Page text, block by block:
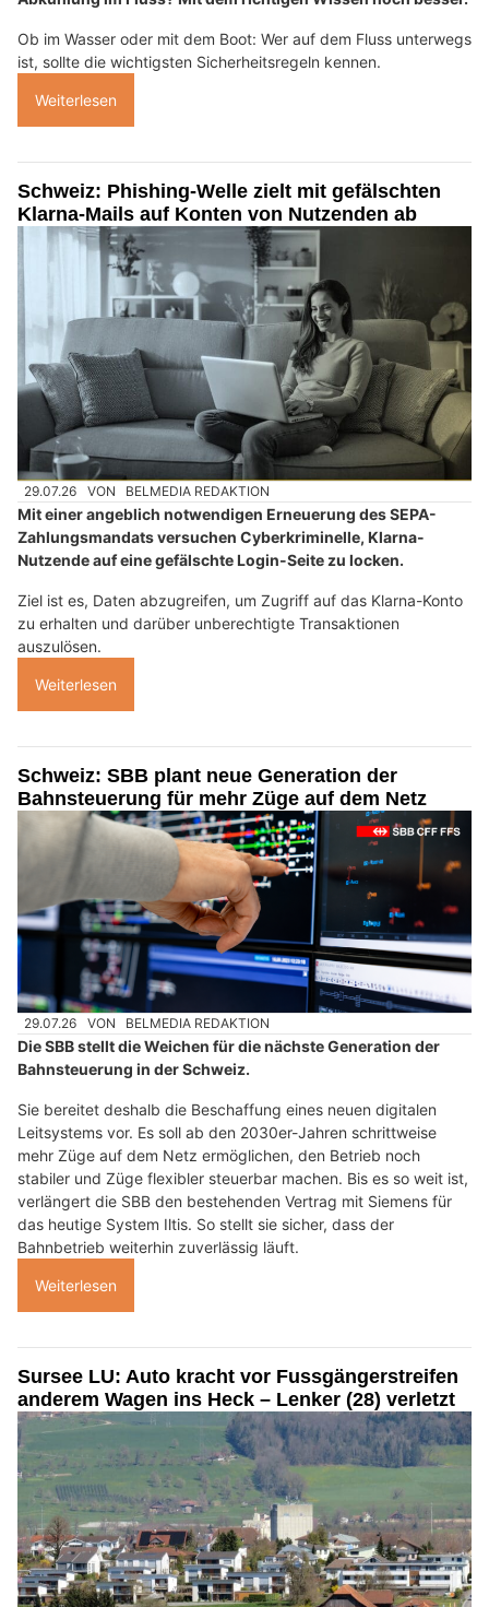
Ob im Wasser oder mit dem Boot: Wer auf dem Fluss unterwegs
ist, sollte die wichtigsten Sicherheitsregeln kennen.
Weiterlesen
Schweiz: Phishing-Welle zielt mit gefälschten
Klarna-Mails auf Konten von Nutzenden ab
29.07.26 VON BELMEDIA REDAKTION
Mit einer angeblich notwendigen Erneuerung des SEPA-
Zahlungsmandats versuchen Cyberkriminelle, Klarna-
Nutzende auf eine gefälschte Login-Seite zu locken.
Ziel ist es, Daten abzugreifen, um Zugriff auf das Klarna-Konto
zu erhalten und darüber unberechtigte Transaktionen
auszulösen.
Weiterlesen
Schweiz: SBB plant neue Generation der
Bahnsteuerung für mehr Züge auf dem Netz
29.07.26 VON BELMEDIA REDAKTION
Die SBB stellt die Weichen für die nächste Generation der
Bahnsteuerung in der Schweiz.
Sie bereitet deshalb die Beschaffung eines neuen digitalen
Leitsystems vor. Es soll ab den 2030er-Jahren schrittweise
mehr Züge auf dem Netz ermöglichen, den Betrieb noch
stabiler und Züge flexibler steuerbar machen. Bis es so weit ist,
verlängert die SBB den bestehenden Vertrag mit Siemens für
das heutige System Iltis. So stellt sie sicher, dass der
Bahnbetrieb weiterhin zuverlässig läuft.
Weiterlesen
Sursee LU: Auto kracht vor Fussgängerstreifen
anderem Wagen ins Heck – Lenker (28) verletzt